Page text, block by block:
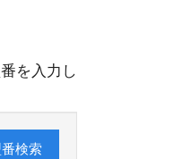
を入力し
検索